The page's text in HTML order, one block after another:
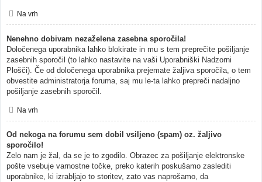
Na vrh
Nenehno dobivam nezaželena zasebna sporočila!
Določenega uporabnika lahko blokirate in mu s tem preprečite pošiljanje
zasebnih sporočil (to lahko nastavite na vaši Uporabniški Nadzorni
Plošči). Če od določenega uporabnika prejemate žaljiva sporočila, o tem
obvestite administratorja foruma, saj mu le-ta lahko prepreči nadaljno
pošiljanje zasebnih sporočil.
Na vrh
Od nekoga na forumu sem dobil vsiljeno (spam) oz. žaljivo
sporočilo!
Zelo nam je žal, da se je to zgodilo. Obrazec za pošiljanje elektronske
pošte vsebuje varnostne točke, preko katerih poskušamo zaslediti
uporabnike, ki izrabljajo to storitev, zato vas naprošamo, da